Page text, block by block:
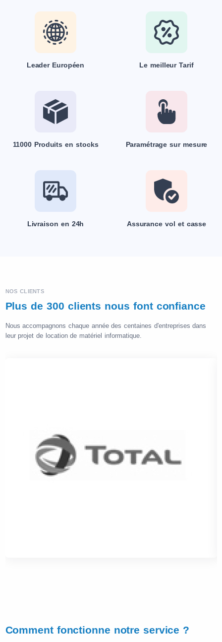
Leader Européen Le meilleur Tarif
11000 Produits en stocks Paramétrage sur mesure
Livraison en 24h Assurance vol et casse
NOS CLIENTS
Plus de 300 clients nous font confiance
Nous accompagnons chaque année des centaines d'entreprises dans
leur projet de location de matériel informatique.
Comment fonctionne notre service ?